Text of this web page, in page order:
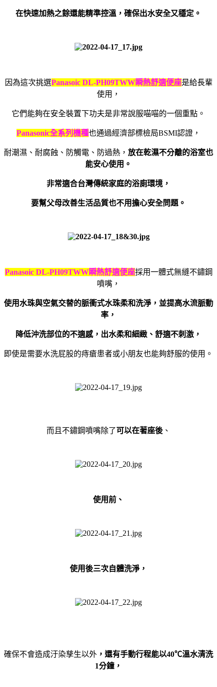
在快速加熱之餘還能精準控溫，確保出水安全又穩定。
因為這次挑選Panasoic DL-PH09TWW瞬熱舒適便座是給長輩
使用，
它們能夠在安全裝置下功夫是非常說服喵喵的一個重點。
Panasonic全系列機種也通過經濟部標檢局BSMI認證，
耐潮濕、耐腐蝕、防觸電、防過熱， 放在乾濕不分離的浴室也
能安心使用。
非常適合台灣傳統家庭的浴廁環境，
要幫父母改善生活品質也不用擔心安全問題。
Panasoic DL-PH09TWW瞬熱舒適便座採用一體式無縫不鏽鋼
噴嘴，
使用水珠與空氣交替的脈衝式水珠柔和洗淨，並提高水流脈動
率，
降低沖洗部位的不適感，出水柔和細緻、舒適不刺激，
即使是需要水洗屁股的痔瘡患者或小朋友也能夠舒服的使用。
而且不鏽鋼噴嘴除了可以在著座後 、
使用前、
使用後三次自體洗淨，
確保不會造成汙染孳生以外 ，還有手動行程能以40℃溫水清洗
1分鐘，